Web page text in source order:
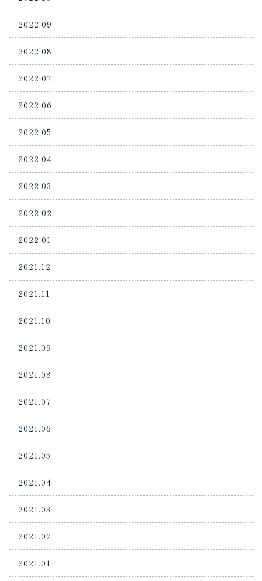
2022.09
2022.08
2022.07
2022.06
2022.05
2022.04
2022.03
2022.02
2022.01
2021.12
2021.11
2021.10
2021.09
2021.08
2021.07
2021.06
2021.05
2021.04
2021.03
2021.02
2021.01